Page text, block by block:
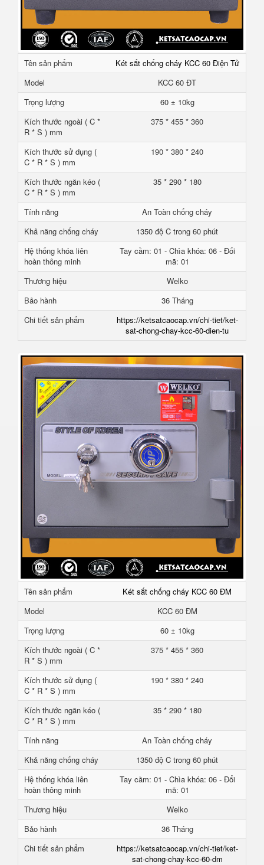
Tên sản phẩm
Két sắt chống cháy KCC 60 Điện Tử
Model
KCC 60 ĐT
Trọng lượng
60 ± 10kg
Kích thước ngoài ( C *
R * S ) mm
375 * 455 * 360
Kích thước sử dụng (
C * R * S ) mm
190 * 380 * 240
Kích thước ngăn kéo (
C * R * S ) mm
35 * 290 * 180
Tính năng
An Toàn chống cháy
Khả năng chống cháy
1350 độ C trong 60 phút
Hệ thống khóa liên
hoàn thông minh
Tay cầm: 01 - Chìa khóa: 06 - Đổi
mã: 01
Thương hiệu
Welko
Bảo hành
36 Tháng
Chi tiết sản phẩm
https://ketsatcaocap.vn/chi-tiet/ket-
sat-chong-chay-kcc-60-dien-tu
Tên sản phẩm
Két sắt chống cháy KCC 60 ĐM
Model
KCC 60 ĐM
Trọng lượng
60 ± 10kg
Kích thước ngoài ( C *
R * S ) mm
375 * 455 * 360
Kích thước sử dụng (
C * R * S ) mm
190 * 380 * 240
Kích thước ngăn kéo (
C * R * S ) mm
35 * 290 * 180
Tính năng
An Toàn chống cháy
Khả năng chống cháy
1350 độ C trong 60 phút
Hệ thống khóa liên
hoàn thông minh
Tay cầm: 01 - Chìa khóa: 06 - Đổi
mã: 01
Thương hiệu
Welko
Bảo hành
36 Tháng
Chi tiết sản phẩm
https://ketsatcaocap.vn/chi-tiet/ket-
sat-chong-chay-kcc-60-dm